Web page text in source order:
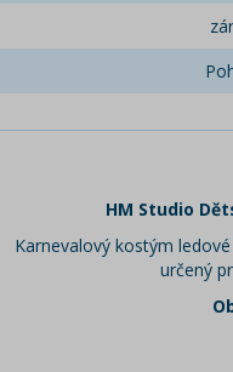
HM Studio
Karnevalový kostým
určený